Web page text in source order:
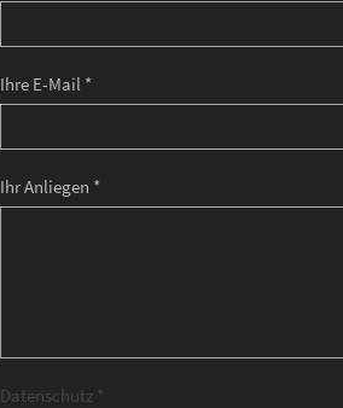
Ihre E-Mail *
Ihr Anliegen *
Datenschutz *